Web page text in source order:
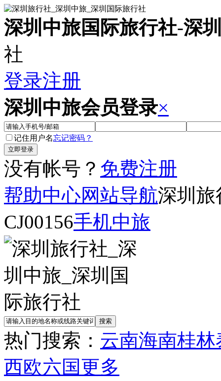
深圳中旅国际旅行社-深
社
登录注册
深圳中旅会员登录×
记住用户名忘记密码？
没有帐号？ 免费注册
帮助中心网站导航深圳旅
CJ00156手机中旅
热门搜索： 云南海南桂林
西欧六国更多